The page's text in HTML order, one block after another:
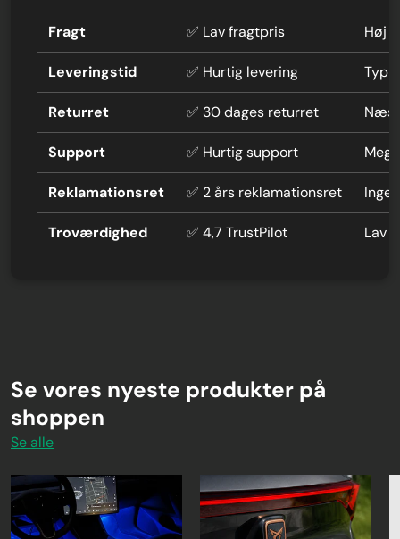
Fragt ✅ Lav fragtpris Høj
Leveringstid ✅ Hurtig levering
Returret ✅ 30 dages returret
Support ✅ Hurtig support
Reklamationsret ✅ 2 års reklamationsret
Troværdighed ✅ 4,7 TrustPilot Lav
Se vores nyeste produkter på
shoppen
Se alle